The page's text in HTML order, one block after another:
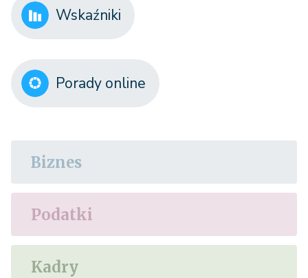
Wskaźniki
Porady online
Biznes
Podatki
Kadry